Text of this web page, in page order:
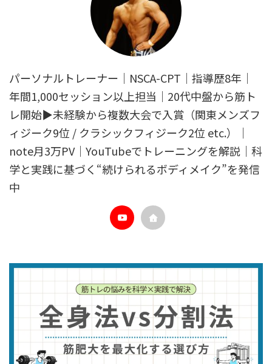
パーソナルトレーナー｜NSCA-CPT｜指導歴8年｜
年間1,000セッション以上担当｜20代中盤から筋ト
レ開始▶︎未経験から複数大会で入賞（関東メンズフ
ィジーク9位 / クラシックフィジーク2位 etc.）｜
note月3万PV｜YouTubeでトレーニングを解説｜科
学と実践に基づく“続けられるボディメイク”を発信
中